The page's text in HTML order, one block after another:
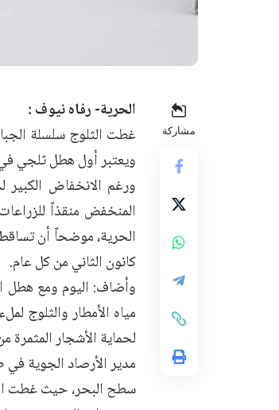
مشاركة
الحرية- رفاه نيوف :
غطت الثلوج سلسلة
ويعتبر أول هطل ثلجي
ورغم الانخفاض الكبير
المنخفض منقذاً
الحرية، موضحاً أن تساقط
كانون الثاني من كل عام.
وأضاف: اليوم ومع هطل
مياه الأمطار والثلوج
لحماية الأشجار المثمرة
مدير الأرصاد الجوية